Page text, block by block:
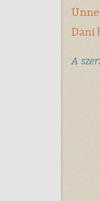
Dani
A